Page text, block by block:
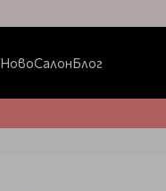
НовоСалонБлог